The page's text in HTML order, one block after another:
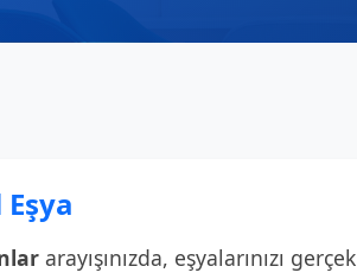
arayışınızda, eşyalarınızı gerçek